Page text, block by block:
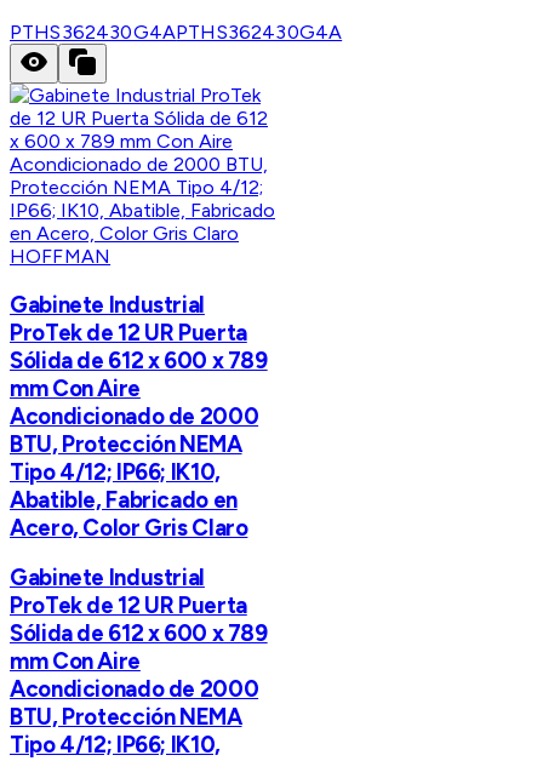
PTHS362430G4APTHS362430G4A
HOFFMAN
Gabinete Industrial
ProTek de 12 UR Puerta
Sólida de 612 x 600 x 789
mm Con Aire
Acondicionado de 2000
BTU, Protección NEMA
Tipo 4/12; IP66; IK10,
Abatible, Fabricado en
Acero, Color Gris Claro
Gabinete Industrial
ProTek de 12 UR Puerta
Sólida de 612 x 600 x 789
mm Con Aire
Acondicionado de 2000
BTU, Protección NEMA
Tipo 4/12; IP66; IK10,